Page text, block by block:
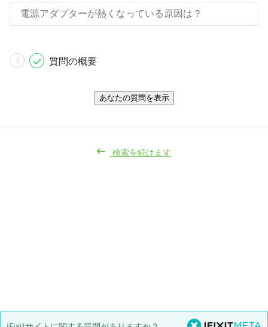
3 質問の概要
あなたの質問を表示
検索を続けます